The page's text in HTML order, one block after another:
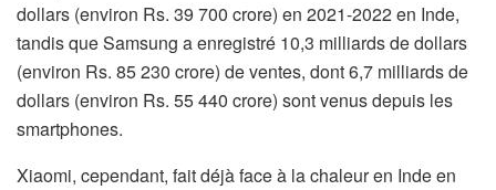
dollars (environ Rs. 39 700 crore) en 2021-2022 en Inde,
tandis que Samsung a enregistré 10,3 milliards de dollars
(environ Rs. 85 230 crore) de ventes, dont 6,7 milliards de
dollars (environ Rs. 55 440 crore) sont venus depuis les
smartphones.
Xiaomi, cependant, fait déjà face à la chaleur en Inde en